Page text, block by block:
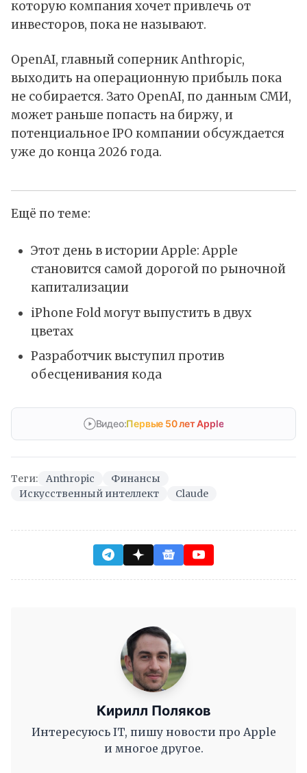
которую компания хочет привлечь от
инвесторов, пока не называют.
OpenAI, главный соперник Anthropic,
выходить на операционную прибыль пока
не собирается. Зато OpenAI, по данным СМИ,
может раньше попасть на биржу, и
потенциальное IPO компании обсуждается
уже до конца 2026 года.
Ещё по теме:
Этот день в истории Apple: Apple
становится самой дорогой по рыночной
капитализации
iPhone Fold могут выпустить в двух
цветах
Разработчик выступил против
обесценивания кода
Видео:Первые 50 лет Apple
Теги: Anthropic
Финансы
Искусственный интеллект
Claude
Кирилл Поляков
Интересуюсь IT, пишу новости про Apple
и многое другое.